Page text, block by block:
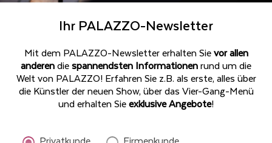
Ihr PALAZZO-Newsletter
Mit dem PALAZZO-Newsletter erhalten Sievor allen
anderendiespannendsten Informationenrund um die
Welt von PALAZZO! Erfahren Sie z.B. als erste, alles über
die Künstler der neuen Show, über das Vier-Gang-Menü
und erhalten Sieexklusive Angebote!